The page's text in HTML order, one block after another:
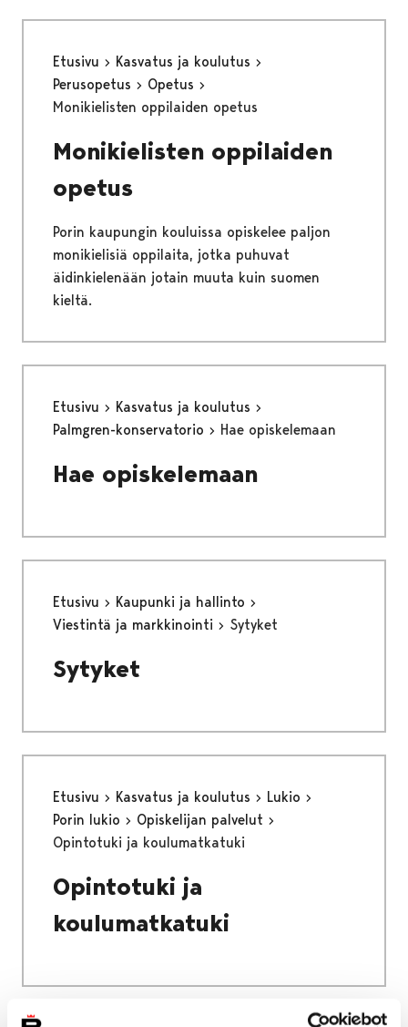
Etusivu
Kasvatus ja koulutus
Perusopetus
Opetus
Monikielisten oppilaiden opetus
Monikielisten oppilaiden
opetus
Porin kaupungin kouluissa opiskelee paljon
monikielisiä oppilaita, jotka puhuvat
äidinkielenään jotain muuta kuin suomen
kieltä.
Etusivu
Kasvatus ja koulutus
Palmgren-konservatorio
Hae opiskelemaan
Hae opiskelemaan
Etusivu
Kaupunki ja hallinto
Viestintä ja markkinointi
Sytyket
Sytyket
Etusivu Kasvatus ja koulutus
Lukio
Porin lukio
Opiskelijan palvelut
Opintotuki ja koulumatkatuki
Opintotuki ja
koulumatkatuki